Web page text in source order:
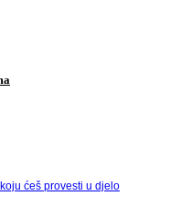
ćeš provesti u djelo